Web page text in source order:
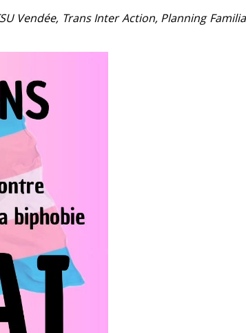
Vendée, Trans Inter Action, Planning